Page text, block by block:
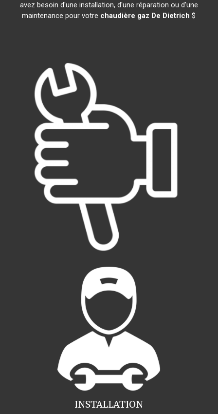
avez besoin d'une installation, d'une réparation ou d'une
maintenance pour votre chaudière gaz De Dietrich $
INSTALLATION